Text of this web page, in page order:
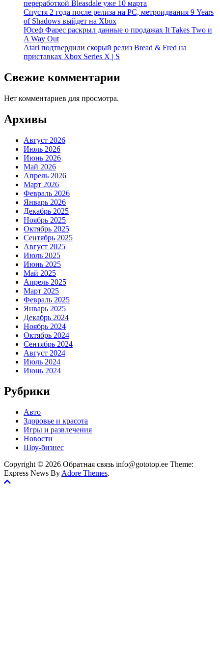
переработкой Bleasdale уже 10 марта
Спустя 2 года после релиза на PC, метроидвания 9 Years
of Shadows выйдет на Xbox
Юсеф Фарес раскрыл данные о продажах It Takes Two и
A Way Out
Atari подтвердили скорый релиз Bread & Fred на
приставках Xbox Series X | S
Свежие комментарии
Нет комментариев для просмотра.
Архивы
Август 2026
Июль 2026
Июнь 2026
Май 2026
Апрель 2026
Март 2026
Февраль 2026
Январь 2026
Декабрь 2025
Ноябрь 2025
Октябрь 2025
Сентябрь 2025
Август 2025
Июль 2025
Июнь 2025
Май 2025
Апрель 2025
Март 2025
Февраль 2025
Январь 2025
Декабрь 2024
Ноябрь 2024
Октябрь 2024
Сентябрь 2024
Август 2024
Июль 2024
Июнь 2024
Рубрики
Авто
Здоровье и красота
Игры и развлечения
Новости
Шоу-бизнес
Copyright © 2026 Обратная связь info@gototop.ee Theme:
Express News By Adore Themes.